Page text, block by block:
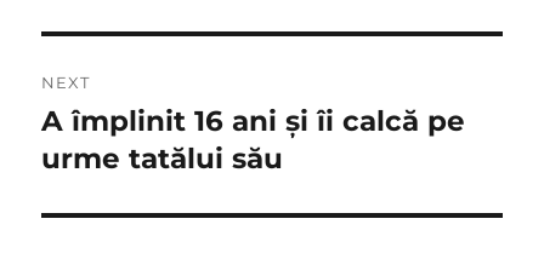
NEXT
Next
post:
A împlinit 16 ani și îi calcă pe
urme tatălui său